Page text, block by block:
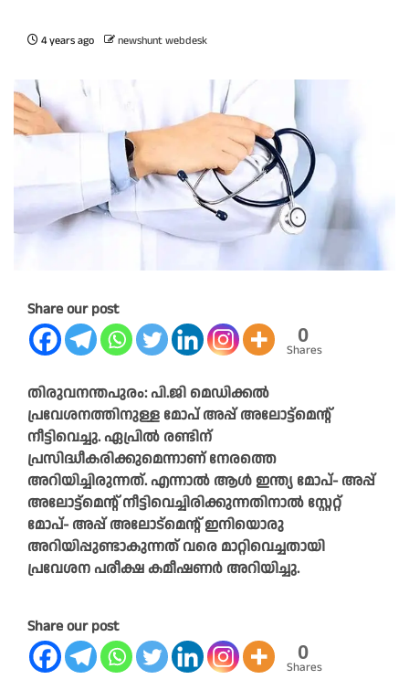
4 years ago newshunt webdesk
Share our post
0
Shares
തിരുവനന്തപുരം: പി.ജി മെഡിക്കൽ
പ്രവേശനത്തിനുള്ള മോപ് അപ്പ് അലോട്ട്മെന്റ്
നീട്ടിവെച്ചു. ഏപ്രിൽ രണ്ടിന്
പ്രസിദ്ധീകരിക്കുമെന്നാണ് നേരത്തെ
അറിയിച്ചിരുന്നത്. എന്നാൽ ആൾ ഇന്ത്യ മോപ്- അപ്പ്
അലോട്ട്മെന്റ് നീട്ടിവെച്ചിരിക്കുന്നതിനാൽ സ്റ്റേറ്റ്
മോപ്- അപ്പ് അലോട്മെന്റ് ഇനിയൊരു
അറിയിപ്പുണ്ടാകുന്നത് വരെ മാറ്റിവെച്ചതായി
പ്രവേശന പരീക്ഷ കമീഷണർ അറിയിച്ചു.
Share our post
0
Shares